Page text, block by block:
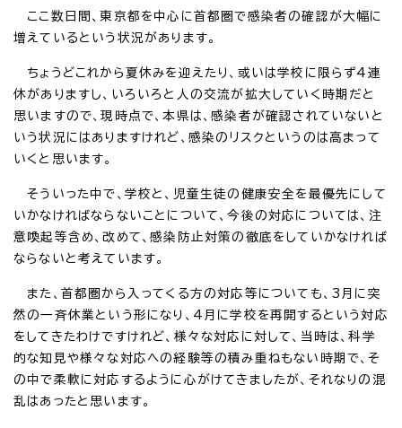
ここ数日間、東京都を中心に首都圏で感染者の確認が大幅に
増えているという状況があります。
ちょうどこれから夏休みを迎えたり、或いは学校に限らず4連
休がありますし、いろいろと人の交流が拡大していく時期だと
思いますので、現時点で、本県は、感染者が確認されていないと
いう状況にはありますけれど、感染のリスクというのは高まって
いくと思います。
そういった中で、学校と、児童生徒の健康安全を最優先にして
いかなければならないことについて、今後の対応については、注
意喚起等含め、改めて、感染防止対策の徹底をしていかなければ
ならないと考えています。
また、首都圏から入ってくる方の対応等についても、3月に突
然の一斉休業という形になり、4月に学校を再開するという対応
をしてきたわけですけれど、様々な対応に対して、当時は、科学
的な知見や様々な対応への経験等の積み重ねもない時期で、そ
の中で柔軟に対応するように心がけてきましたが、それなりの混
乱はあったと思います。